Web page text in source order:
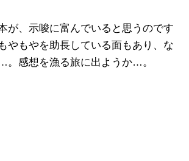
が、示唆に富んでいると思うのです
やもやを助長している面もあり、な
。感想を漁る旅に出ようか…。